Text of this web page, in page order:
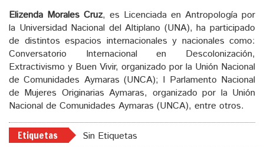
Elizenda Morales Cruz, es Licenciada en Antropología por
la Universidad Nacional del Altiplano (UNA), ha participado
de distintos espacios internacionales y nacionales como:
Conversatorio Internacional en Descolonización,
Extractivismo y Buen Vivir, organizado por la Unión Nacional
de Comunidades Aymaras (UNCA); I Parlamento Nacional
de Mujeres Originarias Aymaras, organizado por la Unión
Nacional de Comunidades Aymaras (UNCA), entre otros.
Etiquetas Sin Etiquetas